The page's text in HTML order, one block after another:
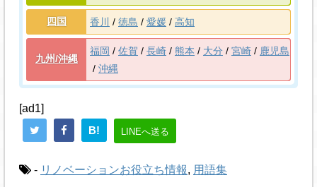
四国 香川 徳島 愛媛 高知
九州/沖縄
福岡 佐賀 長崎 熊本 大分 宮崎
鹿児島
沖縄
[ad1]
B!
LINEへ送る
- リノベーションお役立ち情報, 用語集